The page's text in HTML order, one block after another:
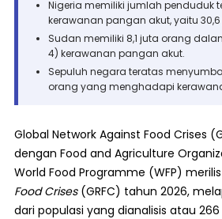
Nigeria memiliki jumlah penduduk
kerawanan pangan akut, yaitu
Sudan memiliki 8,1 juta orang
4) kerawanan pangan akut.
Sepuluh negara teratas
orang yang menghadapi
Global Network Against Food Crises
dengan Food and Agriculture
World Food Programme (WFP) merilis
Food Crises (GRFC) tahun 2026,
dari populasi yang dianalisis atau